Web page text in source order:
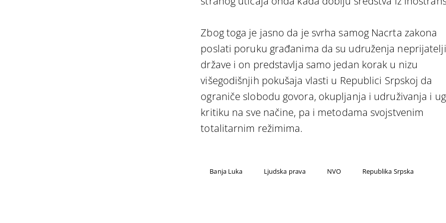
Zbog toga je jasno da je svrha samog Nacrta zakona
poslati poruku građanima da su udruženja neprijatelji
države i on predstavlja samo jedan korak u nizu
višegodišnjih pokušaja vlasti u Republici Srpskoj da
ograniče slobodu govora, okupljanja i udruživanja i
kritiku na sve načine, pa i metodama svojstvenim
totalitarnim režimima.
Banja Luka Ljudska prava NVO Republika Srpska